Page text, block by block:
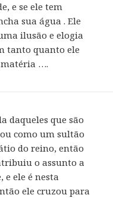
e se ele tem
sua água . Ele
ilusão e elogia
tanto quanto ele
matéria ….
daqueles que são
como um sultão
do reino, então
o assunto a
e ele é nesta
ele cruzou para